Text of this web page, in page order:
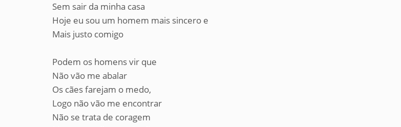
Sem sair da minha casa
Hoje eu sou um homem mais sincero e
Mais justo comigo
Podem os homens vir que
Não vão me abalar
Os cães farejam o medo,
Logo não vão me encontrar
Não se trata de coragem